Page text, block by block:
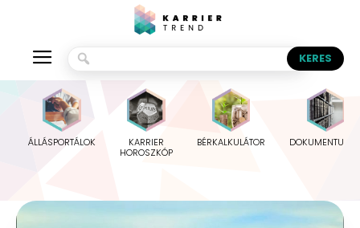
ÁLLÁSPORTÁLOK
KARRIER
HOROSZKÓP
BÉRKALKULÁTOR